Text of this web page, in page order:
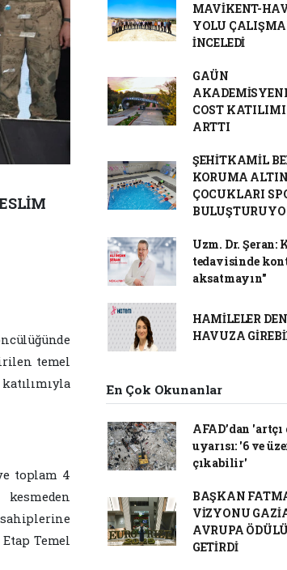
temel
toplam 4
sahiplerine
Temel
MAVİKENT-
YOLU
İNCELEDİ
GAÜN
COST
ARTTI
ŞEHİTKAMİL
KORUMA
ÇOCUKLARI
Uzm. Dr. Şeran:
tedavisinde
aksatmayın"
HAMİLELER
HAVUZA
En Çok Okunanlar
AFAD’dan 'artçı
uyarısı: '6 ve
çıkabilir'
BAŞKAN
VİZYONU
AVRUPA
GETİRDİ